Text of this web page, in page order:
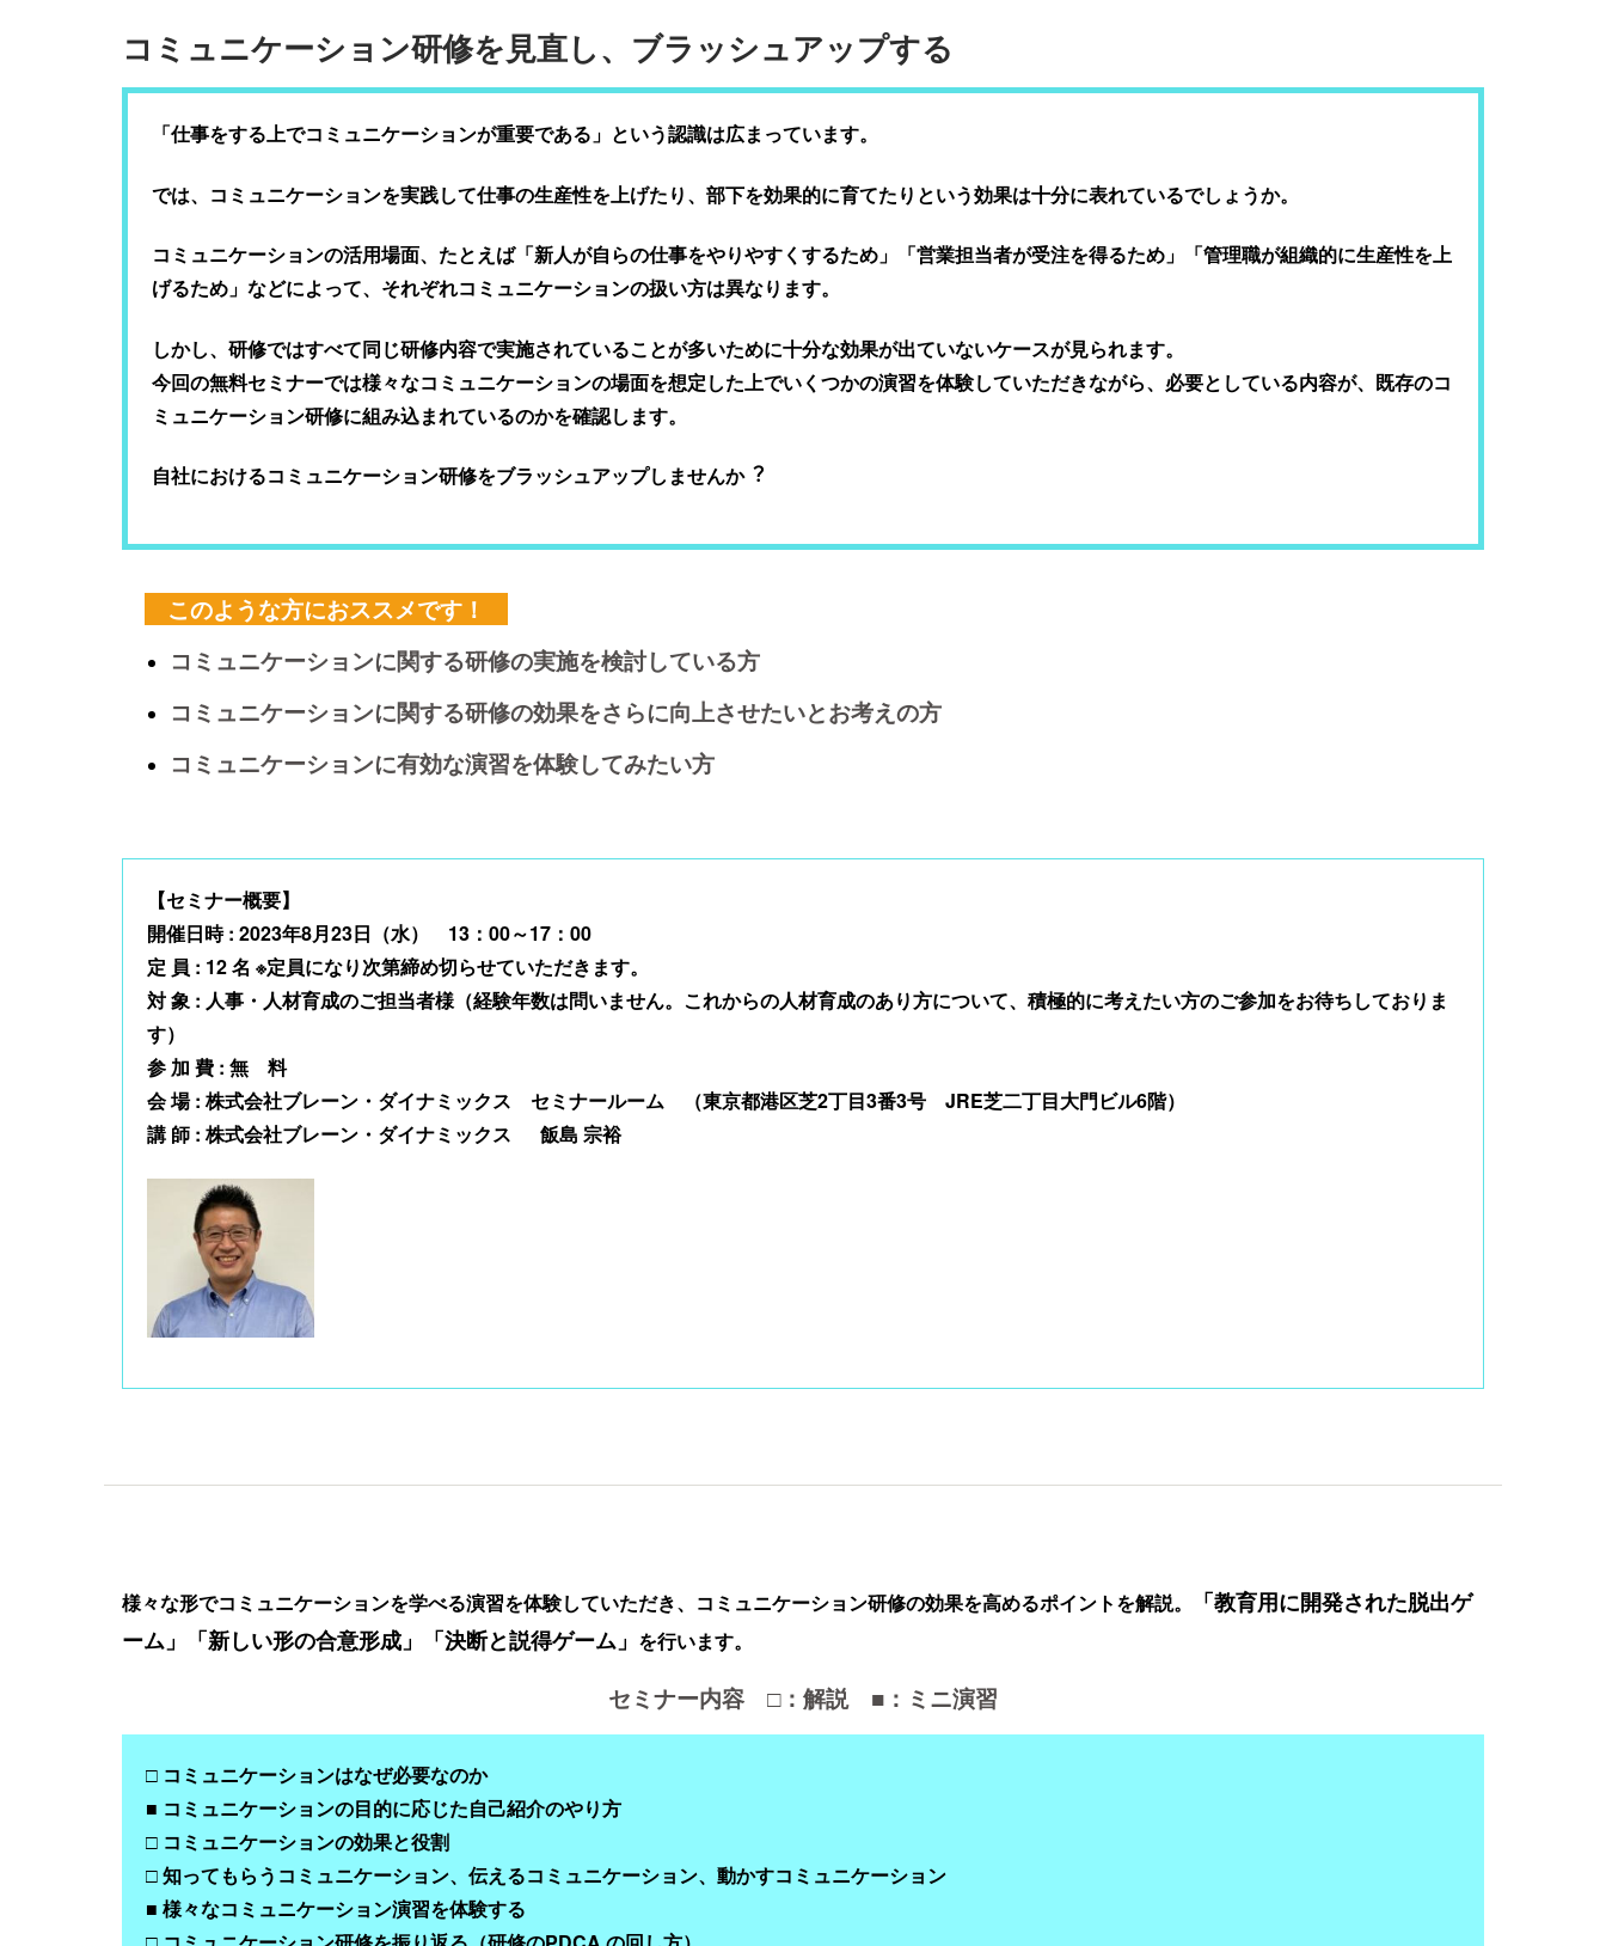
コミュニケーション研修を見直し、ブラッシュアップする
「仕事をする上でコミュニケーションが重要である」という認識は広まっています。
では、コミュニケーションを実践して仕事の⽣産性を上げたり、部下を効果的に育てたりという効果は⼗分に表れているでしょうか。
コミュニケーションの活⽤場⾯、たとえば「新人が自らの仕事をやりやすくするため」「営業担当者が受注を得るため」「管理職が組織的に⽣産性を上
げるため」などによって、それぞれコミュニケーションの扱い方は異なります。
しかし、研修ではすべて同じ研修内容で実施されていることが多いために⼗分な効果が出ていないケースが⾒られます。
今回の無料セミナーでは様々なコミュニケーションの場⾯を想定した上でいくつかの演習を体験していただきながら、必要としている内容が、既存のコ
ミュニケーション研修に組み込まれているのかを確認します。
自社におけるコミュニケーション研修をブラッシュアップしませんか︖
このような方におススメです！
コミュニケーションに関する研修の実施を検討している方
コミュニケーションに関する研修の効果をさらに向上させたいとお考えの方
コミュニケーションに有効な演習を体験してみたい方
【セミナー概要】
開催日時 : 2023年8月23日（水） 13：00～17：00
定 員 : 12 名 ※定員になり次第締め切らせていただきます。
対 象 : 人事・人材育成のご担当者様（経験年数は問いません。これからの人材育成のあり方について、積極的に考えたい方のご参加をお待ちしておりま
す）
参 加 費 : 無 料
会 場 : 株式会社ブレーン・ダイナミックス セミナールーム （東京都港区芝2丁目3番3号 JRE芝二丁目大門ビル6階）
講 師 : 株式会社ブレーン・ダイナミックス 飯島 宗裕
様々な形でコミュニケーションを学べる演習を体験していただき、コミュニケーション研修の効果を高めるポイントを解説。
「教育用に開発された脱出ゲ
ーム」「新しい形の合意形成」「決断と説得ゲーム」 を行います。
セミナー内容 □：解説 ■：ミニ演習
□ コミュニケーションはなぜ必要なのか
■ コミュニケーションの目的に応じた自己紹介のやり方
□ コミュニケーションの効果と役割
□ 知ってもらうコミュニケーション、伝えるコミュニケーション、動かすコミュニケーション
■ 様々なコミュニケーション演習を体験する